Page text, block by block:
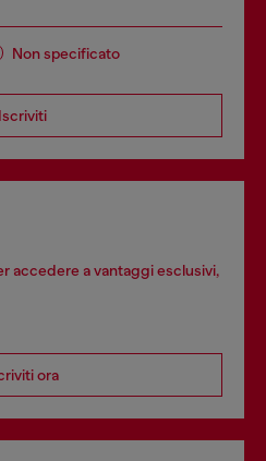
Non specificato
Iscriviti
accedere a vantaggi esclusivi,
ora